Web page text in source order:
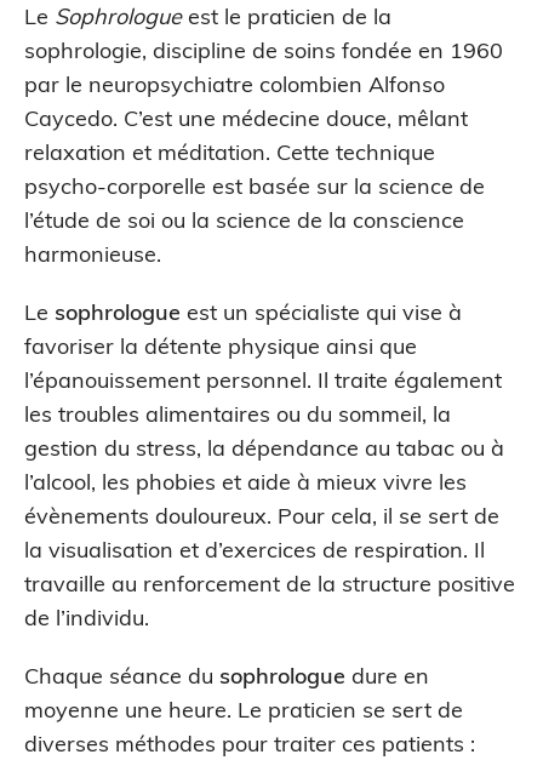
Le Sophrologueest le praticien de la
sophrologie, discipline de soins fondée en 1960
par le neuropsychiatre colombien Alfonso
Caycedo. C’est une médecine douce, mêlant
relaxation et méditation. Cette technique
psycho-corporelle est basée sur la science de
l’étude de soi ou la science de la conscience
harmonieuse.
Le sophrologue est un spécialiste qui vise à
favoriser la détente physique ainsi que
l’épanouissement personnel. Il traite également
les troubles alimentaires ou du sommeil, la
gestion du stress, la dépendance au tabac ou à
l’alcool, les phobies et aide à mieux vivre les
évènements douloureux. Pour cela, il se sert de
la visualisation et d’exercices de respiration. Il
travaille au renforcement de la structure positive
de l’individu.
Chaque séance du sophrologue dure en
moyenne une heure. Le praticien se sert de
diverses méthodes pour traiter ces patients :